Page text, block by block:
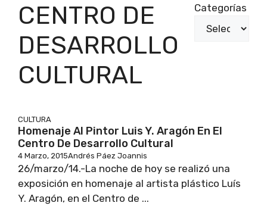
CENTRO DE
DESARROLLO
CULTURAL
Categorías
CULTURA
Homenaje Al Pintor Luis Y. Aragón En El
Centro De Desarrollo Cultural
4 Marzo, 2015Andrés Páez Joannis
26/marzo/14.-La noche de hoy se realizó una
exposición en homenaje al artista plástico Luís
Y. Aragón, en el Centro de ...